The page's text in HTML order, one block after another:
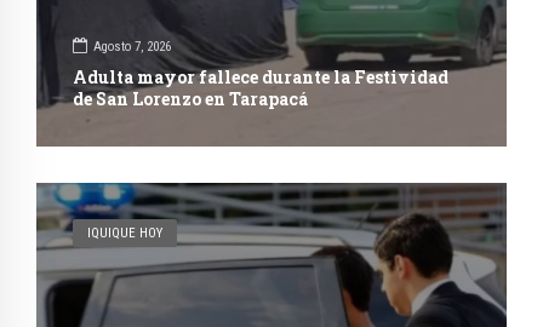
Agosto 7, 2026
Adulta mayor fallece durante la Festividad
de San Lorenzo en Tarapacá
IQUIQUE HOY